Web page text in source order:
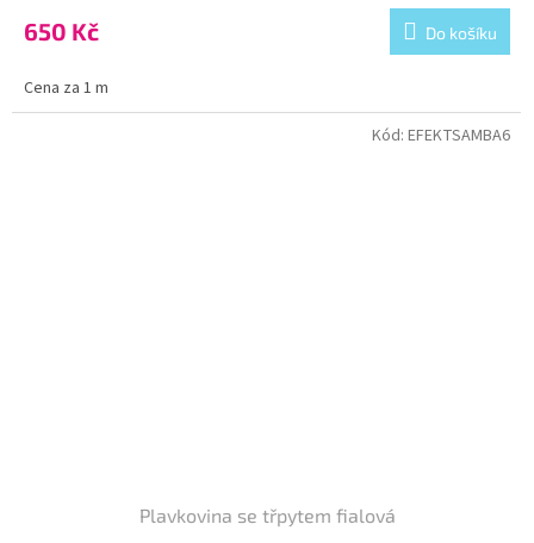
650 Kč Do košíku
Cena za 1 m
Plavkovina se třpytem fialová
Kód: EFEKTSAMBA6